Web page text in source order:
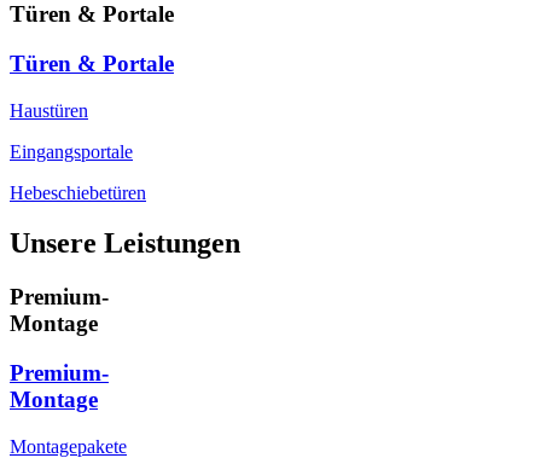
Türen & Portale
Türen & Portale
Haustüren
Eingangsportale
Hebeschiebetüren
Unsere Leistungen
Premium-
Montage
Premium-
Montage
Montagepakete